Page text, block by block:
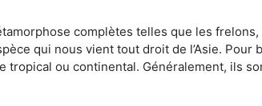
complètes telles que les
qui nous vient tout droit de l’Asie. Pour
tropical ou continental. Généralement, ils